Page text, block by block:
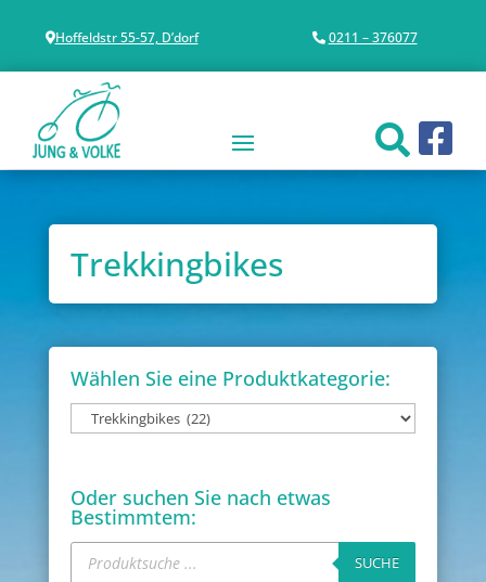
Hoffeldstr 55-57, D’dorf 0211 – 376077
Trekkingbikes
Wählen Sie eine Produktkategorie:
Oder suchen Sie nach etwas
Bestimmtem:
Products
search SUCHE